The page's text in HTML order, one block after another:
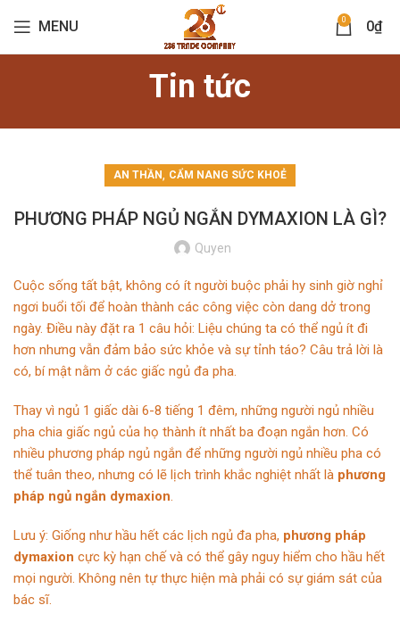
MENU 0 0₫
Tin tức
AN THẦN, CẨM NANG SỨC KHOẺ
PHƯƠNG PHÁP NGỦ NGẮN DYMAXION LÀ GÌ?
Quyen
Cuộc sống tất bật, không có ít người buộc phải hy sinh giờ nghỉ
ngơi buổi tối để hoàn thành các công việc còn dang dở trong
ngày. Điều này đặt ra 1 câu hỏi: Liệu chúng ta có thể ngủ ít đi
hơn nhưng vẫn đảm bảo sức khỏe và sự tỉnh táo? Câu trả lời là
có, bí mật nằm ở các giấc ngủ đa pha.
Thay vì ngủ 1 giấc dài 6-8 tiếng 1 đêm, những người ngủ nhiều
pha chia giấc ngủ của họ thành ít nhất ba đoạn ngắn hơn. Có
nhiều phương pháp ngủ ngắn để những người ngủ nhiều pha có
thể tuân theo, nhưng có lẽ lịch trình khắc nghiệt nhất là phương
pháp ngủ ngắn dymaxion.
Lưu ý: Giống như hầu hết các lịch ngủ đa pha, phương pháp
dymaxion cực kỳ hạn chế và có thể gây nguy hiểm cho hầu hết
mọi người. Không nên tự thực hiện mà phải có sự giám sát của
bác sĩ.